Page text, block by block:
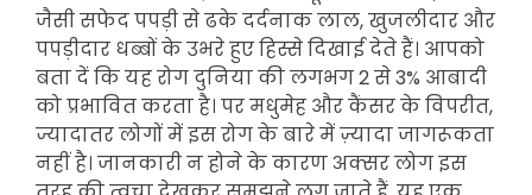
जैसी सफेद पपड़ी से ढके दर्दनाक लाल, खुजलीदार और
पपड़ीदार धब्बों के उभरे हुए हिस्से दिखाई देते हैं। आपको
बता दें कि यह रोग दुनिया की लगभग 2 से 3% आबादी
को प्रभावित करता है। पर मधुमेह और कैंसर के विपरीत,
ज्यादातर लोगों में इस रोग के बारे में ज़्यादा जागरूकता
नहीं है। जानकारी न होने के कारण अक्सर लोग इस